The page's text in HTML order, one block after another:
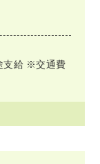
支給 ※交通費